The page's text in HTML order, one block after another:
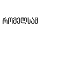
რომელსაც